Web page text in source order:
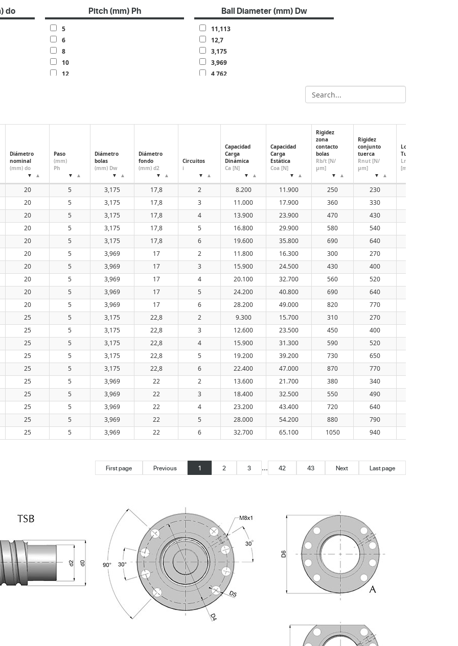
do Pitch (mm) Ph
5
6
8
10
12
40
50
Ball Diameter (mm) Dw
11,113
12,7
3,175
3,969
4,762
Diámetro
nominal
(mm) do
Paso
(mm)
Ph
Diámetro
bolas
(mm) Dw
Diámetro
fondo
(mm) d2
Circuitos
i
Capacidad
Carga
Dinámica
Ca [N]
Capacidad
Carga
Estática
Coa [N]
Rigidez
zona
contacto
bolas
Rb/t [N/
μm]
Rigidez
conjunto
tuerca
Rnut [N/
μm]
Longitud
Tuerca
Ln,std
[mm]
20 5 3,175 17,8 2 8.200 11.900 250 230
20 5 3,175 17,8 3 11.000 17.900 360 330
20 5 3,175 17,8 4 13.900 23.900 470 430
20 5 3,175 17,8 5 16.800 29.900 580 540
20 5 3,175 17,8 6 19.600 35.800 690 640
20 5 3,969 17 2 11.800 16.300 300 270
20 5 3,969 17 3 15.900 24.500 430 400
20 5 3,969 17 4 20.100 32.700 560 520
20 5 3,969 17 5 24.200 40.800 690 640
20 5 3,969 17 6 28.200 49.000 820 770
25 5 3,175 22,8 2 9.300 15.700 310 270
25 5 3,175 22,8 3 12.600 23.500 450 400
25 5 3,175 22,8 4 15.900 31.300 590 520
25 5 3,175 22,8 5 19.200 39.200 730 650
25 5 3,175 22,8 6 22.400 47.000 870 770
25 5 3,969 22 2 13.600 21.700 380 340
25 5 3,969 22 3 18.400 32.500 550 490
25 5 3,969 22 4 23.200 43.400 720 640
25 5 3,969 22 5 28.000 54.200 880 790
25 5 3,969 22 6 32.700 65.100 1050 940
First page Previous 1 2 3 ... 42 43 Next Last page